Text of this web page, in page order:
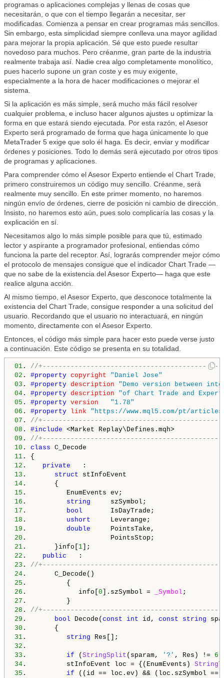
programas o aplicaciones complejas y llenas de cosas que
necesitarán, o que con el tiempo llegarán a necesitar, ser
modificadas. Comienza a pensar en crear programas más sencillos.
Sin embargo, esta simplicidad siempre conlleva una mayor agilidad
para mejorar la propia aplicación. Sé que esto puede resultar
novedoso para muchos. Pero créanme, gran parte de la industria
realmente trabaja así. Nadie crea algo completamente monolítico,
pues hacerlo supone un gran coste y es muy exigente,
especialmente a la hora de hacer modificaciones o mejorar el
sistema.
Si la aplicación es más simple, será mucho más fácil resolver
cualquier problema, e incluso hacer algunos ajustes u optimizar la
forma en que estará siendo ejecutada. Por esta razón, el Asesor
Experto será programado de forma que haga únicamente lo que
MetaTrader 5 exige que solo él haga. Es decir, enviar y modificar
órdenes y posiciones. Todo lo demás será ejecutado por otros tipos
de programas y aplicaciones.
Para comprender cómo el Asesor Experto entiende el Chart Trade,
primero construiremos un código muy sencillo. Créanme, será
realmente muy sencillo. En este primer momento, no haremos
ningún envío de órdenes, cierre de posición ni cambio de dirección.
Insisto, no haremos esto aún, pues solo complicaría las cosas y la
explicación en sí.
Necesitamos algo lo más simple posible para que tú, estimado
lector y aspirante a programador profesional, entiendas cómo
funciona la parte del receptor. Así, lograrás comprender mejor cómo
el protocolo de mensajes consigue que el indicador Chart Trade —
que no sabe de la existencia del Asesor Experto— haga que este
realice alguna acción.
Al mismo tiempo, el Asesor Experto, que desconoce totalmente la
existencia del Chart Trade, consigue responder a una solicitud del
usuario. Recordando que el usuario no interactuará, en ningún
momento, directamente con el Asesor Experto.
Entonces, el código más simple para hacer esto puede verse justo
a continuación. Este código se presenta en su totalidad.
01 . //
02 . #property copyright
"Daniel Jose"
03 . #property description
"Demo version between
04 . #property description
"of Chart Trade and
05 . #property version
"1.78"
06 . #property link
"https://www.mql5.com/pt/
07 . //
08 . #include
09 . //
10 . class
11
12 . private
13 . struct
14
15
16 . string
17 . bool
18 . ushort
19 . double
20
21 .       }info[ 1
22 . public
23 . //
24
25
26 .             info[ 0 ].szSymbol = _Symbol
27
28 . //
29 . bool Decode( const int id, const
string
30
31 . string
32
33 . if ( StringSplit (sparam, '?' , Res) != 6
34 .          stInfoEvent loc = {(EnumEvents)
35 . if ((id == loc.ev) && (loc.szSymbol